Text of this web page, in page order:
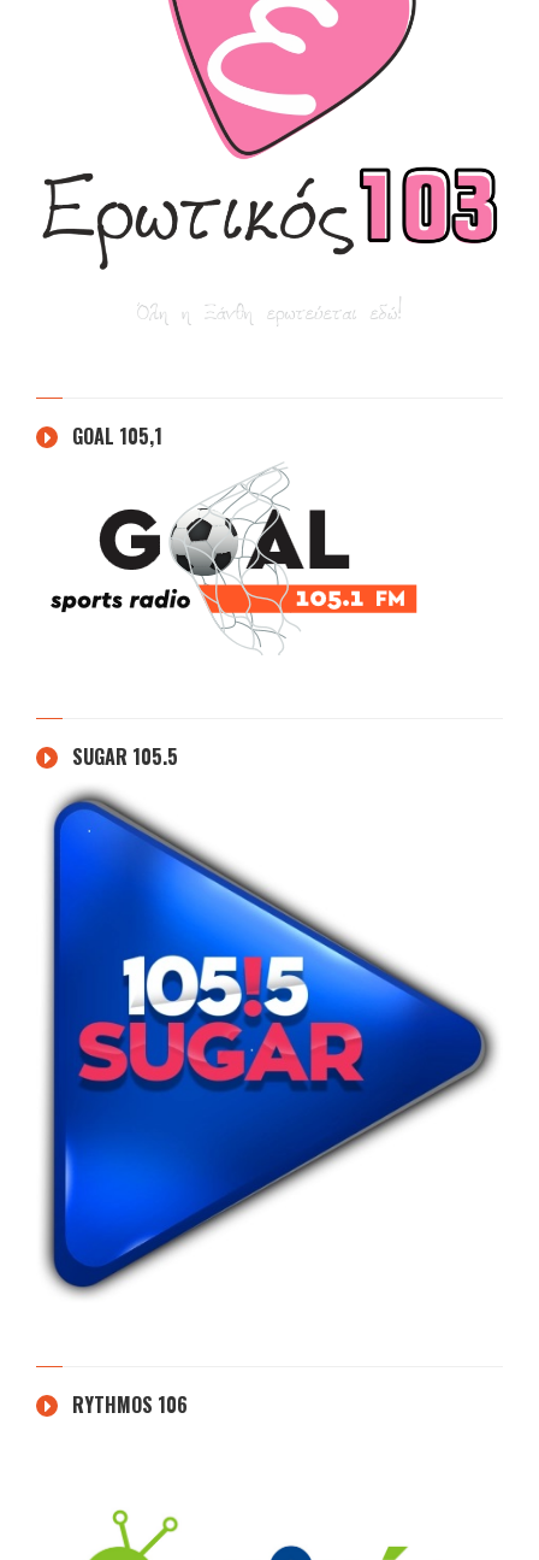
GOAL 105,1
SUGAR 105.5
RYTHMOS 106